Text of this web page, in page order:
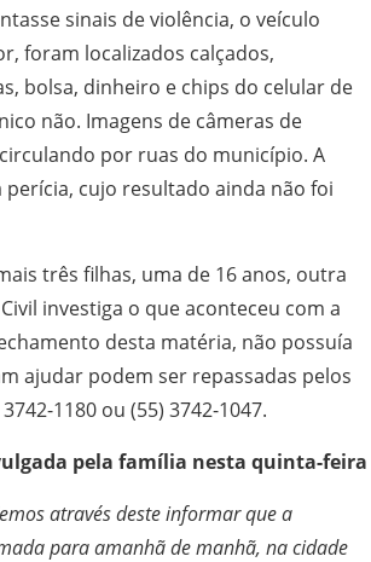
sinais de violência, o veículo
foram localizados calçados,
bolsa, dinheiro e chips do celular de
não. Imagens de câmeras de
por ruas do município. A
cujo resultado ainda não foi
três filhas, uma de 16 anos, outra
investiga o que aconteceu com a
desta matéria, não possuía
ajudar podem ser repassadas pelos
1180 ou (55) 3742-1047.
pela família nesta quinta-feira
através deste informar que a
para amanhã de manhã, na cidade